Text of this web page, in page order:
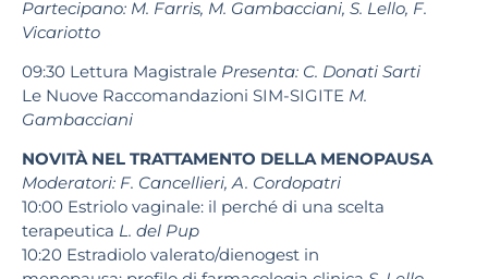
Partecipano: M. Farris, M. Gambacciani, S. Lello, F.
Vicariotto
09:30 Lettura Magistrale Presenta: C. Donati Sarti
Le Nuove Raccomandazioni SIM-SIGITE M.
Gambacciani
NOVITÀ NEL TRATTAMENTO DELLA MENOPAUSA
Moderatori: F. Cancellieri, A. Cordopatri
10:00 Estriolo vaginale: il perché di una scelta
terapeutica L. del Pup
10:20 Estradiolo valerato/dienogest in